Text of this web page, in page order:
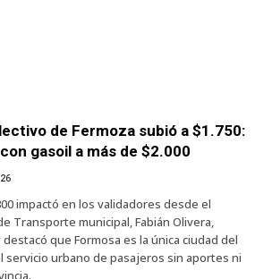
de Fermoza subió a $1.750:
gasoil a más de $2.000
impactó en los validadores desde el
Transporte municipal, Fabián Olivera,
que Formosa es la única ciudad del
servicio urbano de pasajeros sin aportes ni